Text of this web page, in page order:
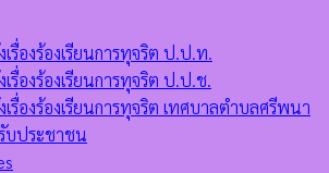
เรื่องร้องเรียนการทุจริต ป.ป.ท.
เรื่องร้องเรียนการทุจริต ป.ป.ช.
เรื่องร้องเรียนการทุจริต เทศบาลตำบลศรีพนา
บประชาชน